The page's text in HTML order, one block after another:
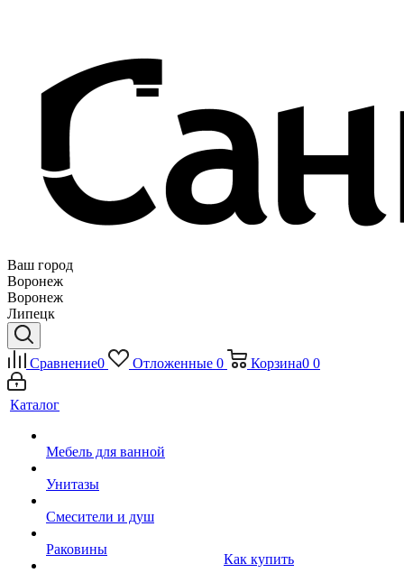
Ваш город
Воронеж
Воронеж
Липецк
Сравнение0 Отложенные 0 Корзина0 0
Каталог
Мебель для ванной
Унитазы
Смесители и душ
Раковины
Как купить